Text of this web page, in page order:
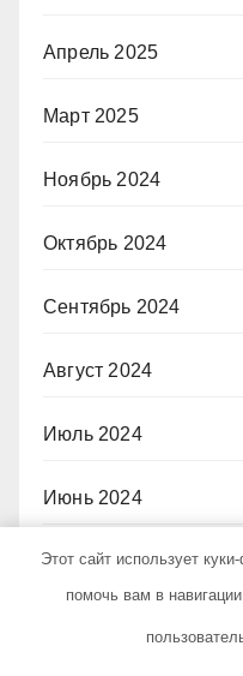
Апрель 2025
Март 2025
Ноябрь 2024
Октябрь 2024
Сентябрь 2024
Август 2024
Июль 2024
Июнь 2024
Май 2024
Этот сайт использует
помочь вам в